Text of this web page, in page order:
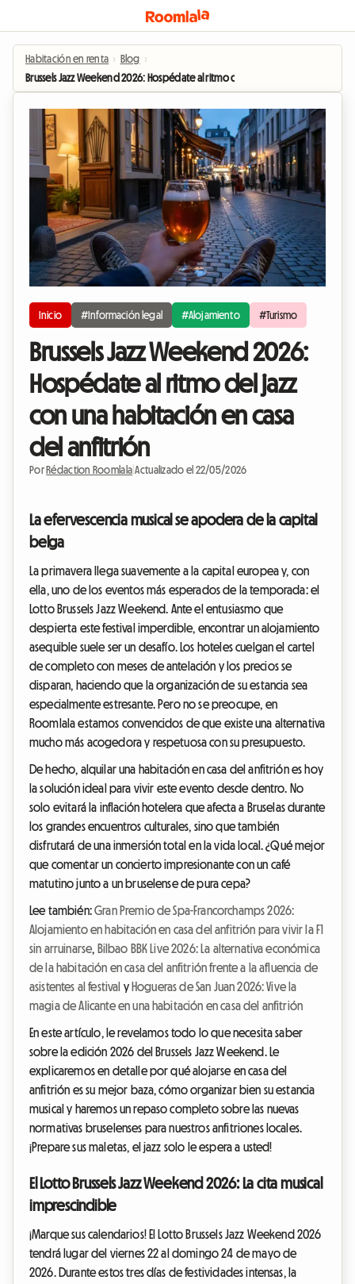
Habitación en renta › Blog ›
Brussels Jazz Weekend 2026: Hospédate al ritmo del jazz con una habitación
Inicio #Información legal #Alojamiento #Turismo
Brussels Jazz Weekend 2026:
Hospédate al ritmo del jazz
con una habitación en casa
del anfitrión
Por Rédaction Roomlala |Actualizado el 22/05/2026
La efervescencia musical se apodera de la capital
belga
La primavera llega suavemente a la capital europea y, con
ella, uno de los eventos más esperados de la temporada: el
Lotto Brussels Jazz Weekend. Ante el entusiasmo que
despierta este festival imperdible, encontrar un alojamiento
asequible suele ser un desafío. Los hoteles cuelgan el cartel
de completo con meses de antelación y los precios se
disparan, haciendo que la organización de su estancia sea
especialmente estresante. Pero no se preocupe, en
Roomlala estamos convencidos de que existe una alternativa
mucho más acogedora y respetuosa con su presupuesto.
De hecho, alquilar una habitación en casa del anfitrión es hoy
la solución ideal para vivir este evento desde dentro. No
solo evitará la inflación hotelera que afecta a Bruselas durante
los grandes encuentros culturales, sino que también
disfrutará de una inmersión total en la vida local. ¿Qué mejor
que comentar un concierto impresionante con un café
matutino junto a un bruselense de pura cepa?
Lee también:Gran Premio de Spa-Francorchamps 2026:
Alojamiento en habitación en casa del anfitrión para vivir la F1
sin arruinarse, Bilbao BBK Live 2026: La alternativa económica
de la habitación en casa del anfitrión frente a la afluencia de
asistentes al festival y Hogueras de San Juan 2026: Vive la
magia de Alicante en una habitación en casa del anfitrión
En este artículo, le revelamos todo lo que necesita saber
sobre la edición 2026 del Brussels Jazz Weekend. Le
explicaremos en detalle por qué alojarse en casa del
anfitrión es su mejor baza, cómo organizar bien su estancia
musical y haremos un repaso completo sobre las nuevas
normativas bruselenses para nuestros anfitriones locales.
¡Prepare sus maletas, el jazz solo le espera a usted!
El Lotto Brussels Jazz Weekend 2026: La cita musical
imprescindible
¡Marque sus calendarios! El Lotto Brussels Jazz Weekend 2026
tendrá lugar del viernes 22 al domingo 24 de mayo de
2026. Durante estos tres días de festividades intensas, la